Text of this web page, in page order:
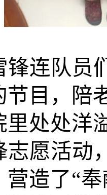
锋连队员
节目，陪
里处处洋
志愿活动
营造了“